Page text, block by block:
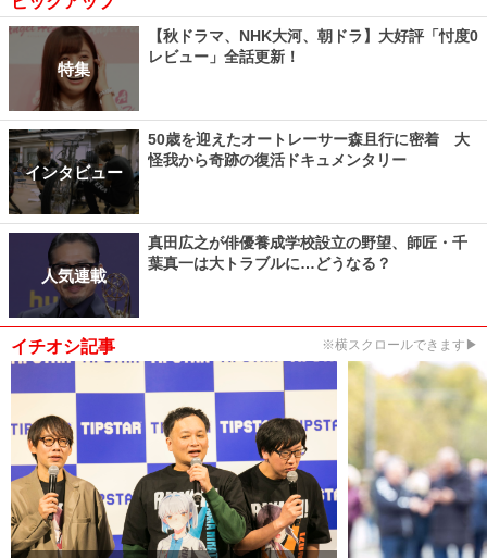
特集
【秋ドラマ、NHK大河、朝ドラ】大好評「忖度0
レビュー」全話更新！
インタビュー
50歳を迎えたオートレーサー森且行に密着 大
怪我から奇跡の復活ドキュメンタリー
人気連載
真田広之が俳優養成学校設立の野望、師匠・千
葉真一は大トラブルに…どうなる？
イチオシ記事 ※横スクロールできます▶